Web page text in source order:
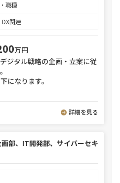
職種
DX関連
万円
ジタル戦略の企画・立案に従
になります。
詳細を見る
部、IT開発部、サイバーセキ